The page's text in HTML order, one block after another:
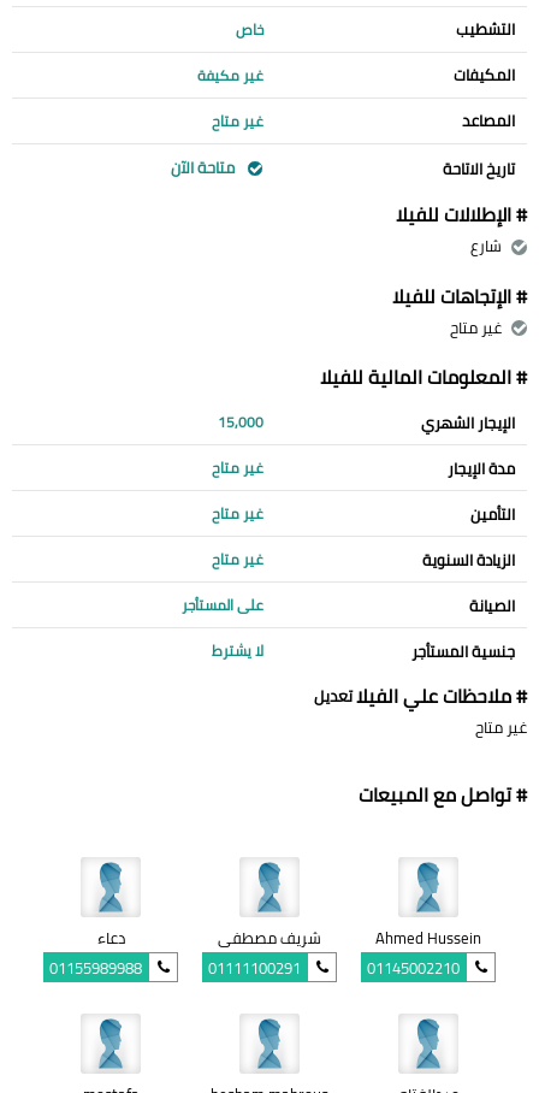
التشطيب خاص
المكيفات غير مكيفة
المصاعد غير متاح
تاريخ الاتاحة متاحة الآن
# الإطلالات للفيلا
شارع
# الإتجاهات للفيلا
غير متاح
# المعلومات المالية للفيلا
الإيجار الشهري 15,000
مدة الإيجار غير متاح
التأمين غير متاح
الزيادة السنوية غير متاح
الصيانة على المستأجر
جنسية المستأجر لا يشترط
# ملاحظات علي الفيلاتعديل
غير متاح
# تواصل مع المبيعات
Ahmed Hussein
01145002210
شريف مصطفى
01111100291
دعاء
01155989988